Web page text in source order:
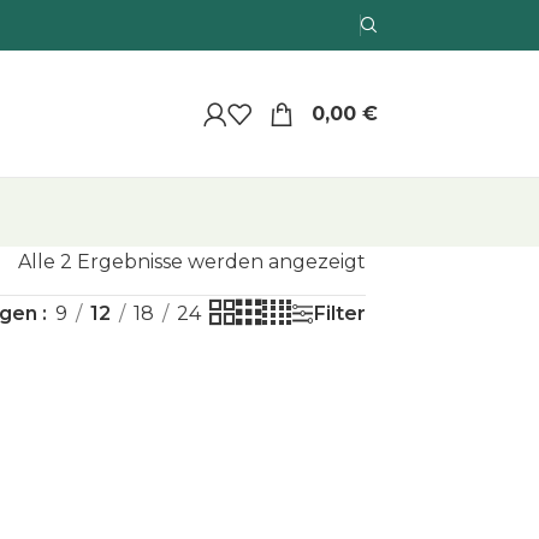
0,00 €
Alle 2 Ergebnisse werden angezeigt
9 12 18 24 Filter